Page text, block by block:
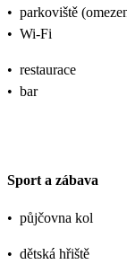
• parkoviště
• Wi-Fi
• restaurace
• bar
Sport a zábava
• půjčovna kol
• dětská hřiště